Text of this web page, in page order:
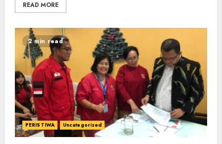
READ MORE
2 min read
PERISTIWA Uncategorized